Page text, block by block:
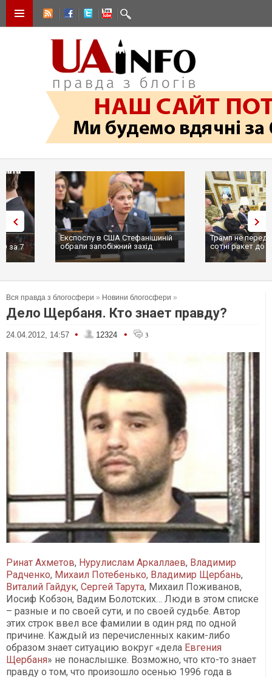
Експослу в США Стефанішиній
обрали запобіжний захід
Трамп не передасть Україні
сотні ракет до Patriot, бо у
Вся правда з блогосфери » Новини блогосфери »
Дело Щербаня. Кто знает правду?
24.04.2012, 14:57 • 12324 • 3
Ринат Ахметов, Нурулислам Аркаллаев, Владимир
Радченко, Михаил Потебенько, Владимир Щербань,
Виталий Гайдук, Сергей Тарута, Михаил Поживанов,
Иосиф Кобзон, Вадим Болотских… Люди в этом списке
– разные и по своей сути, и по своей судьбе. Автор
этих строк ввел все фамилии в один ряд по одной
причине. Каждый из перечисленных каким-либо
образом знает ситуацию вокруг «дела Евгения
Щербаня» не понаслышке. Возможно, что кто-то знает
правду о том, что произошло осенью 1996 года в